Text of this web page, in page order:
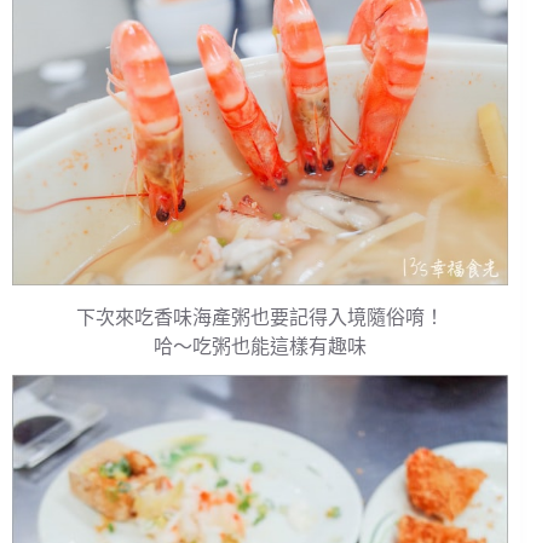
下次來吃香味海產粥也要記得入境隨俗唷！
哈～吃粥也能這樣有趣味